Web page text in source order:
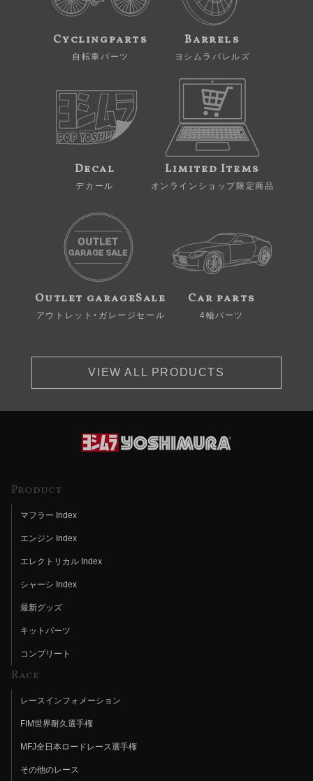
Cyclingparts
自転車パーツ
Barrels
ヨシムラバレルズ
Decal
デカール
Limited Items
オンラインショップ限定商品
Outlet garageSale
アウトレット・ガレージセール
Car parts
4輪パーツ
VIEW ALL PRODUCTS
Product
マフラー Index
エンジン Index
エレクトリカル Index
シャーシ Index
最新グッズ
キットパーツ
コンプリート
Race
レースインフォメーション
FIM世界耐久選手権
MFJ全日本ロードレース選手権
その他のレース